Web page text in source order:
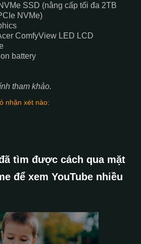
SSD (nâng cấp tối đa 2TB
NVMe)
ComfyView LED LCD
battery
tham khảo.
nhận xét nào:
tìm được cách qua mặt
để xem YouTube nhiều